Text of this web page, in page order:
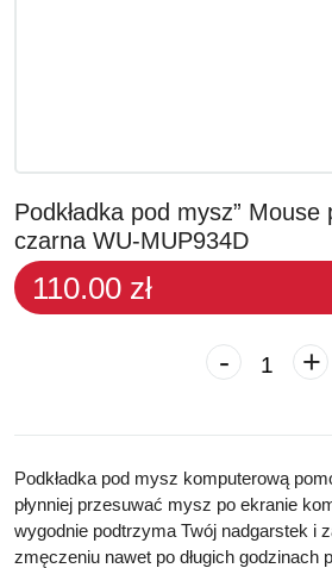
Podkładka pod mysz” Mouse
czarna WU-MUP934D
110.00 zł
- +
Podkładka pod mysz komputerową
płynniej przesuwać mysz po ekranie
wygodnie podtrzyma Twój nadgarstek i
zmęczeniu nawet po długich godzinach